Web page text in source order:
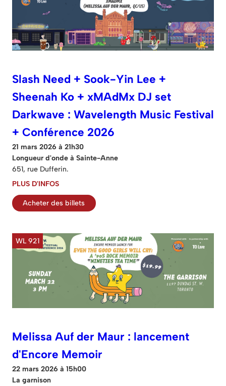
Slash Need + Sook-Yin Lee +
Sheenah Ko + xMAdMx DJ set
Darkwave : Wavelength Music Festival
+ Conférence 2026
21 mars 2026 à 21h30
Longueur d'onde à Sainte-Anne
651, rue Dufferin.
PLUS D'INFOS
Acheter des billets
WL 921
Melissa Auf der Maur : lancement
d'Encore Memoir
22 mars 2026 à 15h00
La garnison